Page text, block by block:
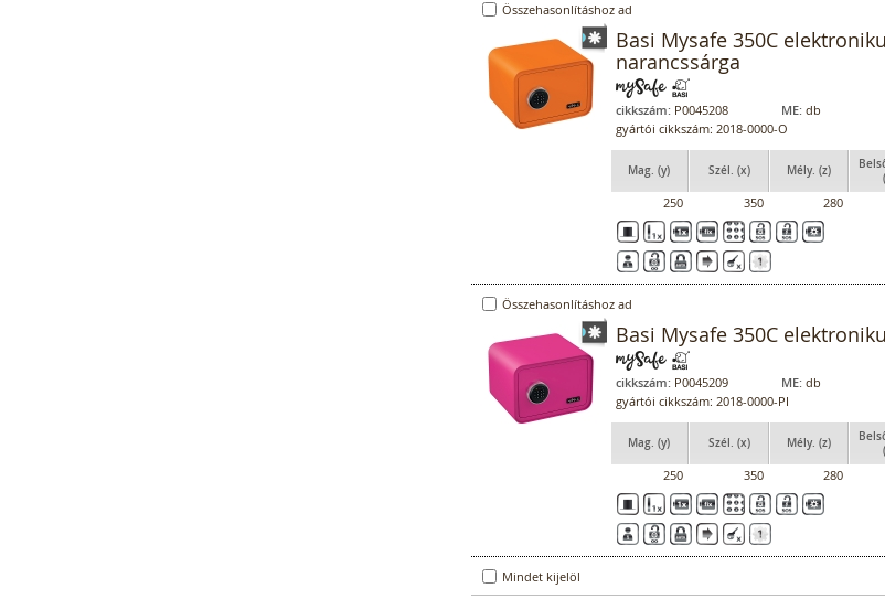
Összehasonlításhoz ad
Basi Mysafe 350C
narancssárga
cikkszám: P0045208 ME: db
gyártói cikkszám: 2018-0000-O
Mag. (y) Szél. (x) Mély. (z)
250 350 280
Összehasonlításhoz ad
Basi Mysafe 350C
cikkszám: P0045209 ME: db
gyártói cikkszám: 2018-0000-PI
Mag. (y) Szél. (x) Mély. (z)
250 350 280
Mindet kijelöl